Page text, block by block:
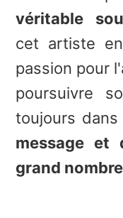
véritable
cet artiste
passion pour
poursuivre
toujours
message et
grand nombre